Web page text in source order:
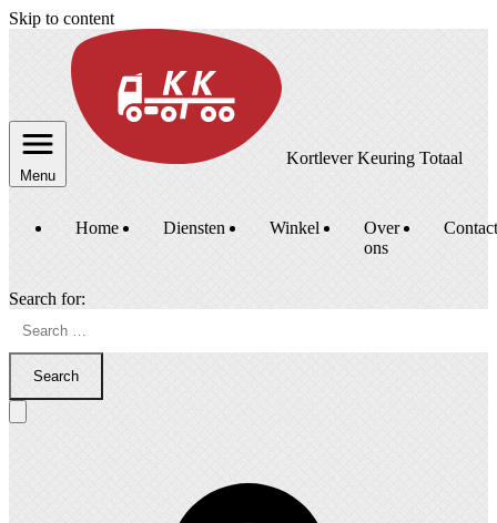
Skip to content
Menu
Kortlever Keuring Totaal
Home Diensten Winkel
Over
ons
Contact
Search for:
Search